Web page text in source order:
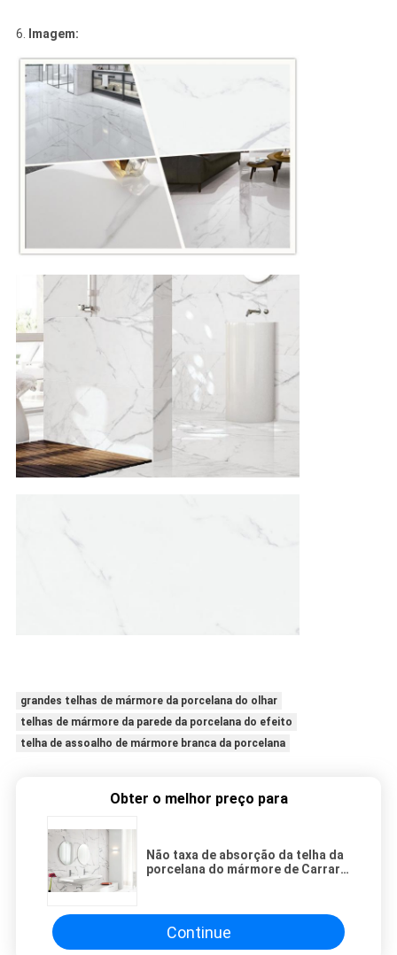
6. Imagem:
grandes telhas de mármore da porcelana do olhar
telhas de mármore da parede da porcelana do efeito
telha de assoalho de mármore branca da porcelana
Obter o melhor preço para
Não taxa de absorção da telha da
porcelana do mármore de Carrara
Continue